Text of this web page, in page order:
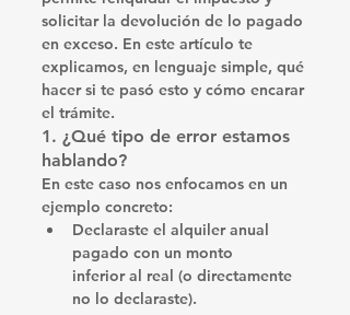
solicitar la devolución de lo pagado
en exceso. En este artículo te
explicamos, en lenguaje simple, qué
hacer si te pasó esto y cómo encarar
el trámite.
1. ¿Qué tipo de error estamos
hablando?
En este caso nos enfocamos en un
ejemplo concreto:
Declaraste el alquiler anual
pagado con un monto
inferior al real (o directamente
no lo declaraste).